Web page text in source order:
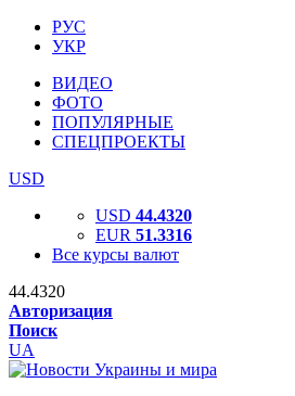
РУС
УКР
ВИДЕО
ФОТО
ПОПУЛЯРНЫЕ
СПЕЦПРОЕКТЫ
USD
USD 44.4320
EUR 51.3316
Все курсы валют
44.4320
Авторизация
Поиск
UA